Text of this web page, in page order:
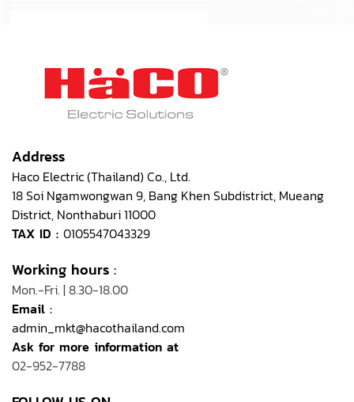
Address
Haco Electric (Thailand) Co., Ltd.
18 Soi Ngamwongwan 9, Bang Khen Subdistrict, Mueang
District, Nonthaburi 11000
TAX ID : 0105547043329
Working hours :
Mon.-Fri. | 8.30-18.00
Email :
admin_mkt@hacothailand.com
Ask for more information at
02-952-7788